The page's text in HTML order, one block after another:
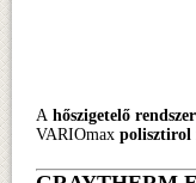
A hőszigetelő rendszer
VARIOmax polisztirol